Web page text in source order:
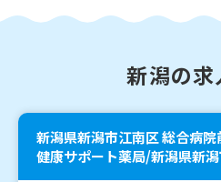
新潟の求
新潟県新潟市江南区 総合病
健康サポート薬局/新潟県新